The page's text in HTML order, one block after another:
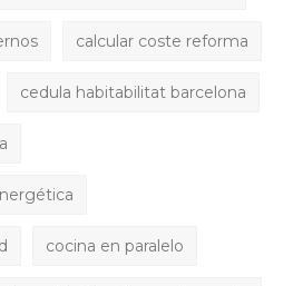
calcular coste reforma
cedula habitabilitat barcelona
cocina en paralelo